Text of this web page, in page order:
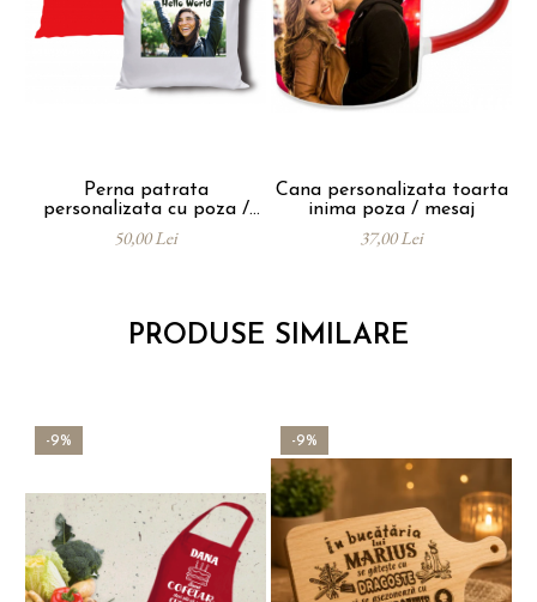
Perna patrata
personalizata cu poza /
mesaj
50,00 Lei
Cana personalizata toarta
inima poza / mesaj
37,00 Lei
PRODUSE SIMILARE
-9% -9%